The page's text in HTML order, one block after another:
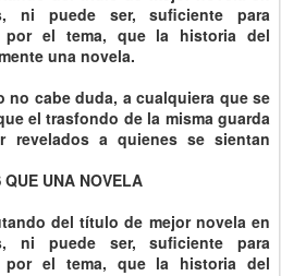
ni puede ser, suficiente para
por el tema, que la historia del
una novela.
no cabe duda, a cualquiera que se
el trasfondo de la misma guarda
revelados a quienes se sientan
UNA NOVELA
del título de mejor novela en
ni puede ser, suficiente para
por el tema, que la historia del